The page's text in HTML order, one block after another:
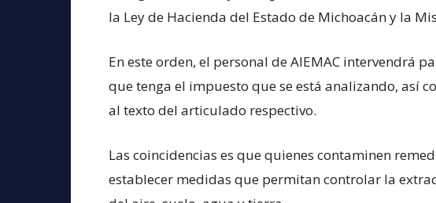
la Ley de Hacienda del Estado de Michoacán y la
En este orden, el personal de AIEMAC intervendrá
que tenga el impuesto que se está analizando, así
al texto del articulado respectivo.
Las coincidencias es que quienes contaminen
establecer medidas que permitan controlar la